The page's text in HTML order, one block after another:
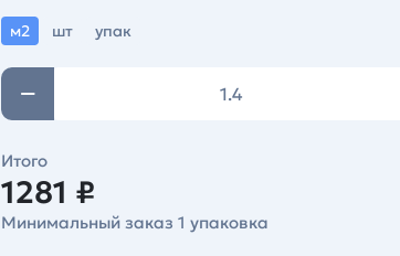
м2 шт упак
Итого
1281 ₽
Минимальный заказ 1 упаковка